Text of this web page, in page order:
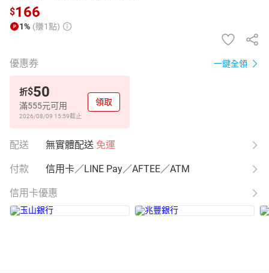
$166
1% (賺1點)
優惠券 一鍵全領
折$50
滿555元可用
2026/08/09 15:59截止
領取
配送 無實體配送 免運
付款 信用卡／LINE Pay／AFTEE／ATM
信用卡優惠